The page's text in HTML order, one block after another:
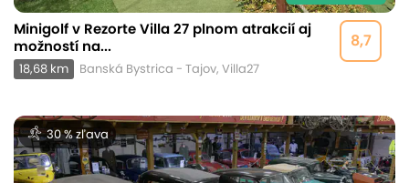
8,7
Minigolf v Rezorte Villa 27 plnom atrakcií aj
možností na...
18,68 km Banská Bystrica - Tajov, Villa27
30 % zľava